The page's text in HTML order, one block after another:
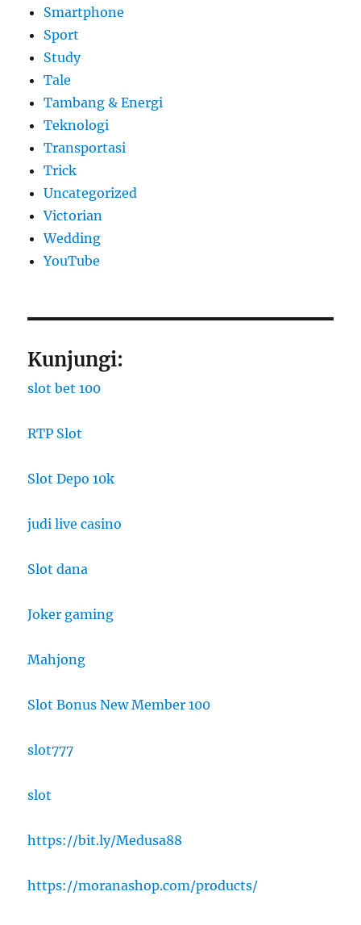
Smartphone
Sport
Study
Tale
Tambang & Energi
Teknologi
Transportasi
Trick
Uncategorized
Victorian
Wedding
YouTube
Kunjungi:
slot bet 100
RTP Slot
Slot Depo 10k
judi live casino
Slot dana
Joker gaming
Mahjong
Slot Bonus New Member 100
slot777
slot
https://bit.ly/Medusa88
https://moranashop.com/products/